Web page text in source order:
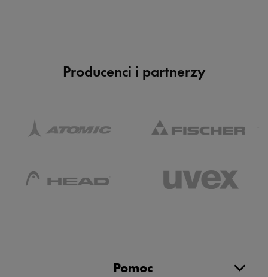
Producenci i partnerzy
Pomoc